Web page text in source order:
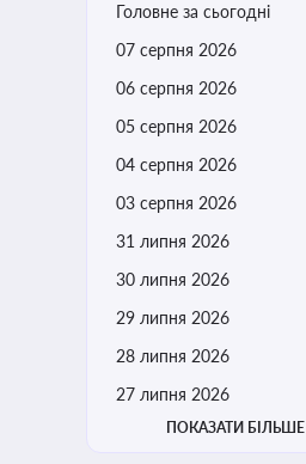
Головне за сьогодні
07 серпня 2026
06 серпня 2026
05 серпня 2026
04 серпня 2026
03 серпня 2026
31 липня 2026
30 липня 2026
29 липня 2026
28 липня 2026
27 липня 2026
ПОКАЗАТИ БІЛЬШЕ